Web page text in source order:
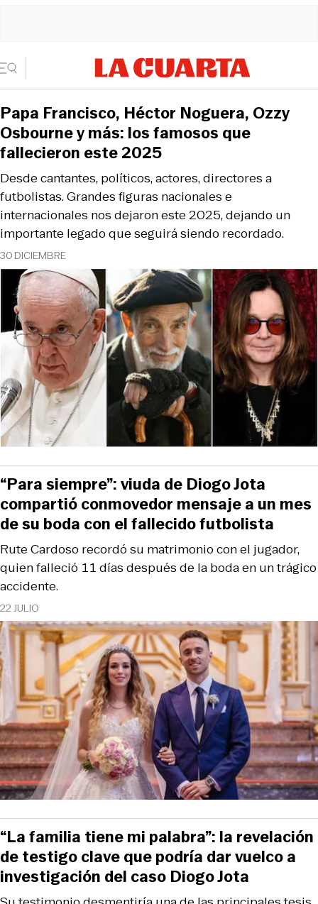
30 DICIEMBRE
Desde cantantes, políticos, actores, directores a
futbolistas. Grandes figuras nacionales e
internacionales nos dejaron este 2025, dejando un
importante legado que seguirá siendo recordado.
Papa Francisco, Héctor Noguera, Ozzy
Osbourne y más: los famosos que
fallecieron este 2025
22 JULIO
Rute Cardoso recordó su matrimonio con el jugador,
quien falleció 11 días después de la boda en un trágico
accidente.
“Para siempre”: viuda de Diogo Jota
compartió conmovedor mensaje a un mes
de su boda con el fallecido futbolista
“La familia tiene mi palabra”: la revelación
de testigo clave que podría dar vuelco a
investigación del caso Diogo Jota